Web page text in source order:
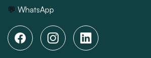
💬 WhatsApp